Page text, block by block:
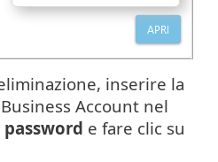
inserire la
Account nel
e fare clic su